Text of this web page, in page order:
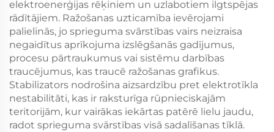
elektroenerģijas rēķiniem un uzlabotiem ilgtspējas
rādītājiem. Ražošanas uzticamība ievērojami
palielinās, jo sprieguma svārstības vairs neizraisa
negaidītus aprīkojuma izslēgšanās gadījumus,
procesu pārtraukumus vai sistēmu darbības
traucējumus, kas traucē ražošanas grafikus.
Stabilizators nodrošina aizsardzību pret elektrotīkla
nestabilitāti, kas ir raksturīga rūpnieciskajām
teritorijām, kur vairākas iekārtas patērē lielu jaudu,
radot sprieguma svārstības visā sadalīšanas tīklā.